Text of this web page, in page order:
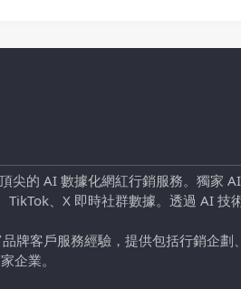
尖的 AI 數據化網紅行銷服務。獨家
TikTok、X 即時社群數據。透過 AI
牌客戶服務經驗，提供包括行銷企
企業。